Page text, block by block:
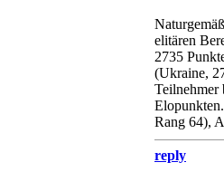
elitären
2735
(Ukraine,
Teilnehmer
Rang 64),
reply